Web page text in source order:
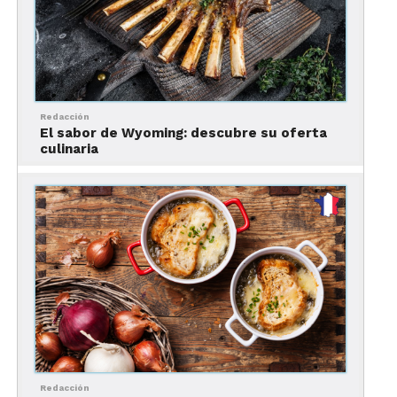
¡Su mero Mole! Como decimos los mexicanos y
claro, ¿quién se resiste a este delicioso platillo
insignia de México? Ya sea negro, amarillo, verde,
almendrado con o sin chocolate, todas sus
versiones son una delicia. Y además, su
elaboración es casi artesanal, pues implica la
utilización y balance de ingredientes como chiles,
Redacción
El sabor de Wyoming: descubre su oferta
culinaria
Redacción